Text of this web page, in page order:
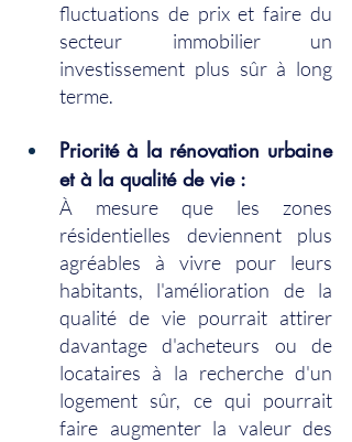
fluctuations de prix et faire du
secteur immobilier un
investissement plus sûr à long
terme.
Priorité à la rénovation urbaine
et à la qualité de vie :
À mesure que les zones
résidentielles deviennent plus
agréables à vivre pour leurs
habitants, l'amélioration de la
qualité de vie pourrait attirer
davantage d'acheteurs ou de
locataires à la recherche d'un
logement sûr, ce qui pourrait
faire augmenter la valeur des